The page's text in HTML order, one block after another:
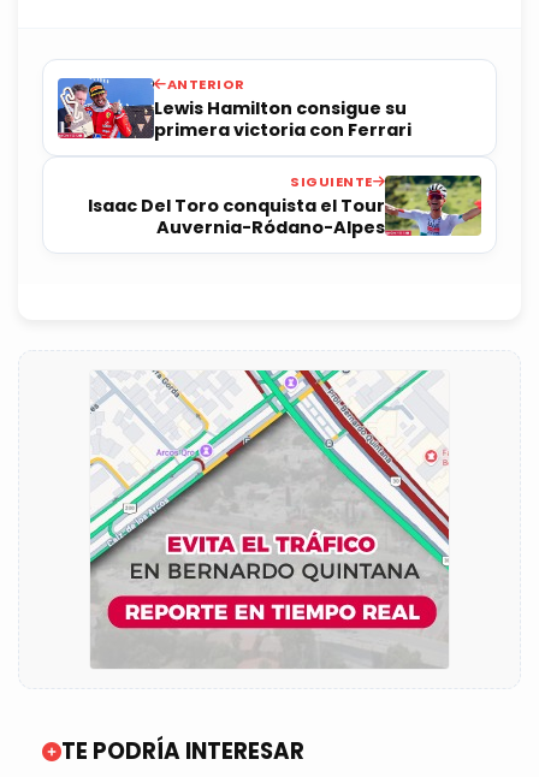
ANTERIOR
Lewis Hamilton consigue su
primera victoria con Ferrari
SIGUIENTE
Isaac Del Toro conquista el Tour
Auvernia-Ródano-Alpes
TE PODRÍA INTERESAR